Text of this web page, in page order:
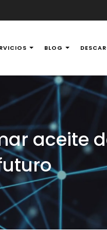
televisores, tv,
BLOG
aceite